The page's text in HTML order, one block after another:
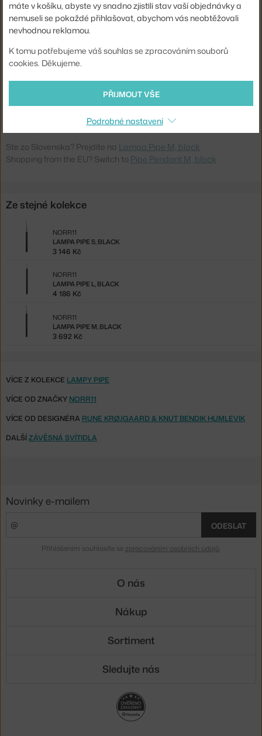
Obsahuje stropní krytku:
ne
Hlavní materiál:
kov
Distribuce světla:
Zdroj součástí:
ano, vestavěný
N11-601520
4251501600213
Ste zo Slovenska? Prejdite na Lampa Pipe M, black
Shopping from the EU? Switch to Pipe Pendant M, black
Ze stejné kolekce
LAMPA PIPE S, BLACK
NORR11
3 146 Kč
LAMPA PIPE L, BLACK
NORR11
4 186 Kč
LAMPA PIPE M, BLACK
NORR11
3 692 Kč
VÍCE Z KOLEKCE LAMPY PIPE
VÍCE OD ZNAČKY NORR11
VÍCE OD DESIGNÉRA RUNE KRØJGAARD & KNUT BENDIK HUMLEVIK
DALŠÍZÁVĚSNÁ SVÍTIDLA
máte v košíku, abyste vy snadno zjistili stav vaší objednávky a
nemuseli se pokaždé přihlašovat, abychom vás neobtěžovali
nevhodnou reklamou.
K tomu potřebujeme váš souhlas se zpracováním souborů
cookies. Děkujeme.
PŘIJMOUT VŠE
Podrobné nastavení
Novinky e-mailem
ODESLAT
Přihlášením souhlasíte se zpracováním osobních údajů
O nás
Nákup
Sortiment
Sledujte nás